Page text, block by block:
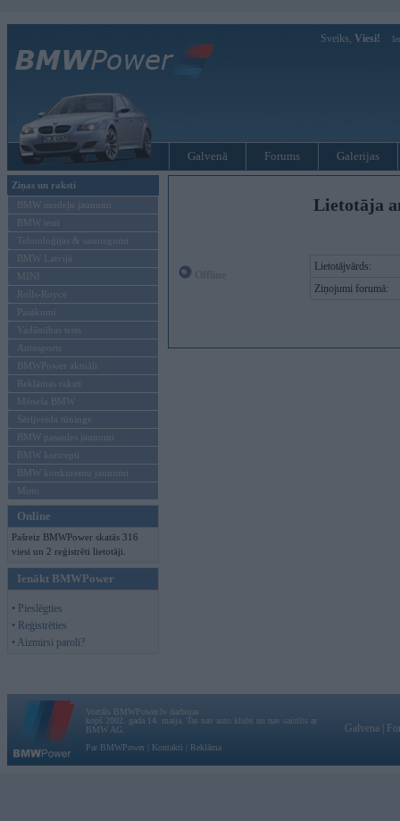
Sveiks, Viesi!
Galvenā Forums Galerijas
Ziņas un raksti
BMW modeļu jaunumi
BMW testi
Tehnoloģijas & sasniegumi
BMW Latvijā
MINI
Rolls-Royce
Pasākumi
Vadāmības tests
Autosports
BMWPower aktuāli
Reklāmas raksti
Mēneša BMW
Sērijveida tūnings
BMW pasaules jaunumi
BMW koncepti
BMW konkurentu jaunumi
Moto
Online
Pašreiz BMWPower skatās 316
viesi un 2 reģistrēti lietotāji.
Ienākt BMWPower
• Pieslēgties
• Reģistrēties
• Aizmirsi paroli?
Lietotāja
Lietotājvārds:
Ziņojumi forumā:
Vortāls BMWPower.lv darbojas
kopš 2002. gada 14. maija. Tas nav auto klubs un nav saistīts ar
BMW AG.
Par BMWPower
Kontakti Reklāma
Galvena